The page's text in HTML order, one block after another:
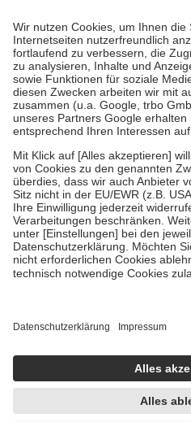
höchstens zehn Euro.
Es sind
Kosten der Leistung zu entrichten.
Diese Regeln gelten grundsätzlich
Bei Heilmitteln und häuslicher
Zuzahlung zehn Prozent der
Verordnung.
Um das Engagement der
stärken und die besondere
fallenkeine Zuzahlungenan bei:
• Kindern und Jugendlichen bis
mit Ausnahme der Fahrkosten
• Untersuchungen zur Vorsorge
GKV getragen werden
• empfohlenen Schutzimpfungen
• Harn- und Blutteststreifen
getroffen, um sicherzustellen, dass
https://help.etrusted.com/hc/de/
Einige Bilder und Inhalte wurden